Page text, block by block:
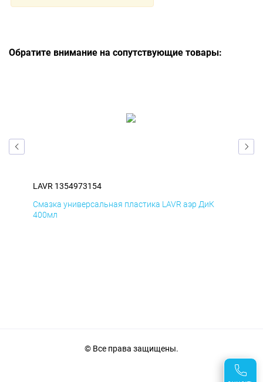
Обратите внимание на сопутствующие товары:
LAVR 1354973154
Смазка универсальная пластика LAVR аэр ДиК
400мл
© Все права защищены.